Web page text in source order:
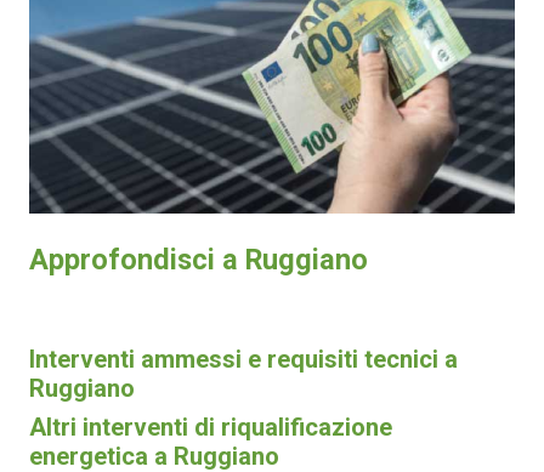
Approfondisci a Ruggiano
Interventi ammessi e requisiti tecnici a
Ruggiano
Altri interventi di riqualificazione
energetica a Ruggiano